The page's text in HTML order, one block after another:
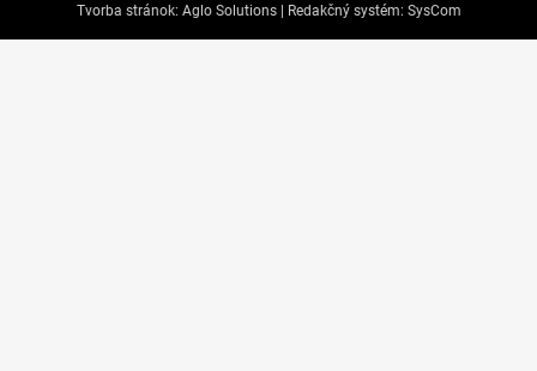
Tvorba stránok: Aglo Solutions | Redakčný systém: SysCom